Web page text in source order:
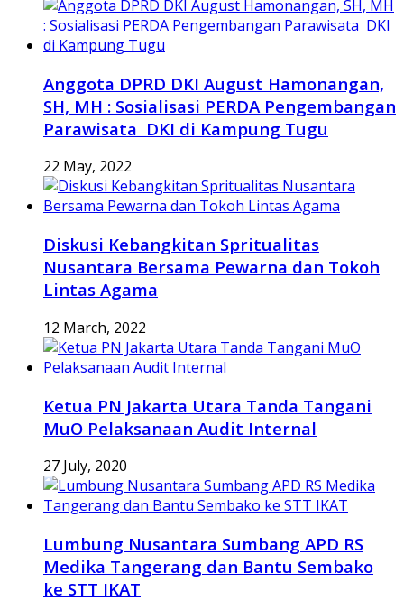
Anggota DPRD DKI August Hamonangan,
SH, MH : Sosialisasi PERDA Pengembangan
Parawisata DKI di Kampung Tugu
22 May, 2022
Diskusi Kebangkitan Spritualitas
Nusantara Bersama Pewarna dan Tokoh
Lintas Agama
12 March, 2022
Ketua PN Jakarta Utara Tanda Tangani
MuO Pelaksanaan Audit Internal
27 July, 2020
Lumbung Nusantara Sumbang APD RS
Medika Tangerang dan Bantu Sembako
ke STT IKAT